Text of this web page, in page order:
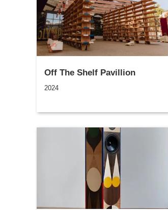
Off The Shelf Pavillion
2024